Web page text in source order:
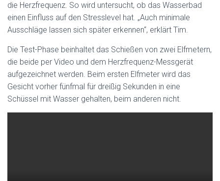
die Herzfrequenz. So wird untersucht, ob das Wasserbad
einen Einfluss auf den Stresslevel hat. „Auch minimale
Ausschläge lassen sich später erkennen“, erklärt Tim.
Die Test-Phase beinhaltet das Schießen von zwei Elfmetern,
die beide per Video und dem Herzfrequenz-Messgerät
aufgezeichnet werden. Beim ersten Elfmeter wird das
Gesicht vorher fünfmal für dreißig Sekunden in eine
Schüssel mit Wasser gehalten, beim anderen nicht.